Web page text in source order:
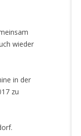
wieder
in der
zu